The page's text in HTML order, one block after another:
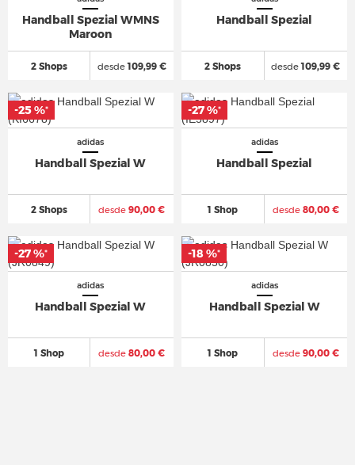
Handball Spezial WMNS
Maroon
2 Shops desde109,99 €
Handball Spezial
2 Shops desde109,99 €
adidas
Handball Spezial W
2 Shops desde 90,00 €
-25 %*
-25 %*
adidas
Handball Spezial
1 Shop desde80,00 €
-27 %*
-27 %*
adidas
Handball Spezial W
1 Shop desde 80,00 €
-27 %*
-27 %*
adidas
Handball Spezial W
1 Shop desde90,00 €
-18 %*
-18 %*